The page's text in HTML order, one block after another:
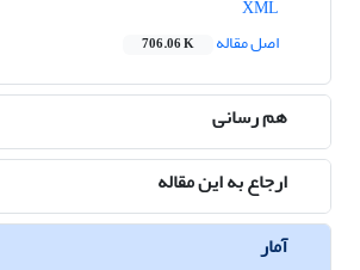
اصل مقاله
706.06 K
هم رسانی
ارجاع به این مقاله
آمار